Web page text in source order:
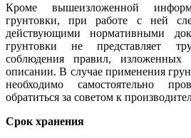
Кроме вышеизложенной
грунтовки, при работе с ней
действующими нормативными
грунтовки не представляет
соблюдения правил, изложенных
описании. В случае применения
необходимо самостоятельно
обратиться за советом к
Срок хранения